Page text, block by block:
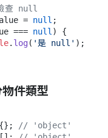
查 null
= null
=== null ) {
. log( '是 null' );
件類型
// 'object'